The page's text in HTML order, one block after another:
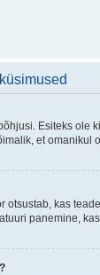
Esiteks ole
et
otsustab, kas
panemine,